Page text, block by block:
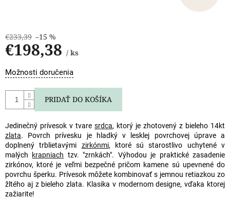
€233,39 –15 %
€198,38 / ks
Jednotková
cena:
Možnosti doručenia
PRIDAŤ DO KOŠÍKA
Jedinečný prívesok v tvare srdca, ktorý je zhotovený z bieleho 14kt
zlata. Povrch prívesku je hladký v lesklej povrchovej úprave a
doplnený trblietavými zirkónmi, ktoré sú starostlivo uchytené v
malých krapniach tzv. "zrnkách". Výhodou je praktické zasadenie
zirkónov, ktoré je veľmi bezpečné pričom kamene sú upevnené do
povrchu šperku. Prívesok môžete kombinovať s jemnou retiazkou zo
žltého aj z bieleho zlata. Klasika v modernom designe, vďaka ktorej
zažiarite!